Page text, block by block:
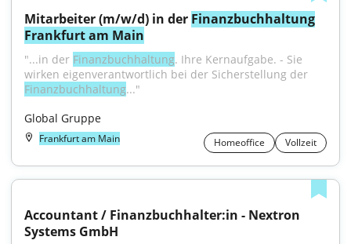
Mitarbeiter (m/w/d) in der Finanzbuchhaltung
Frankfurt am Main
"...in der Finanzbuchhaltung. Ihre Kernaufgabe. - Sie
Finanzbuchhaltung..."
Global Gruppe
Frankfurt am Main Homeoffice Vollzeit
Accountant / Finanzbuchhalter:in - Nextron
Systems GmbH